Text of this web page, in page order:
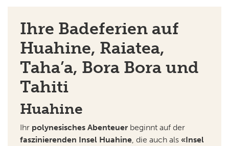
Ihre Badeferien auf
Huahine, Raiatea,
Taha’a, Bora Bora und
Tahiti
Huahine
Ihr polynesisches Abenteuer beginnt auf der
faszinierenden Insel Huahine , die auch als «Insel